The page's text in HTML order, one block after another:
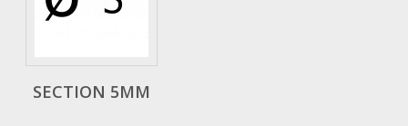
SECTION 5MM